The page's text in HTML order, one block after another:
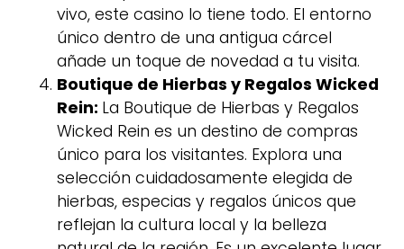
vivo, este casino lo tiene todo. El entorno
único dentro de una antigua cárcel
añade un toque de novedad a tu visita.
Boutique de Hierbas y Regalos Wicked
Rein: La Boutique de Hierbas y Regalos
Wicked Rein es un destino de compras
único para los visitantes. Explora una
selección cuidadosamente elegida de
hierbas, especias y regalos únicos que
reflejan la cultura local y la belleza